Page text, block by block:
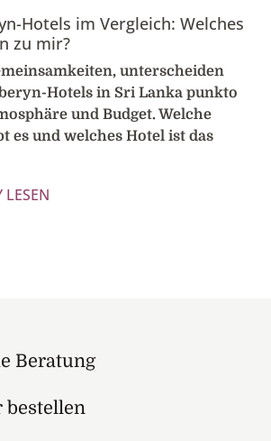
Hotels im Vergleich: Welches
zu mir?
unterscheiden
Hotels in Sri Lanka punkto
und Budget. Welche
es und welches Hotel ist das
LESEN
Beratung
bestellen